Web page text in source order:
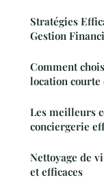
Stratégies
Gestion
Comment
location courte
Les meilleurs
conciergerie
Nettoyage de
et efficaces